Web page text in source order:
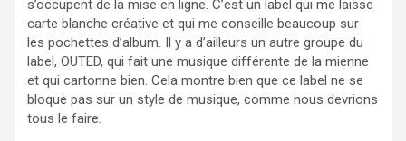
s’occupent de la mise en ligne. C’est un label qui me laisse
carte blanche créative et qui me conseille beaucoup sur
les pochettes d’album. Il y a d’ailleurs un autre groupe du
label, OUTED, qui fait une musique différente de la mienne
et qui cartonne bien. Cela montre bien que ce label ne se
bloque pas sur un style de musique, comme nous devrions
tous le faire.